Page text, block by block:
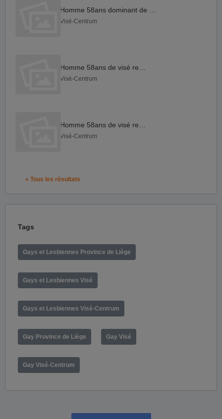
Visé-Centrum
Visé-Centrum
Visé-Centrum
« Tous les résultats
Tags
Gays et Lesbiennes Province de Liège
Gays et Lesbiennes Visé
Gays et Lesbiennes Visé-Centrum
Gay Province de Liège Gay Visé
Gay Visé-Centrum